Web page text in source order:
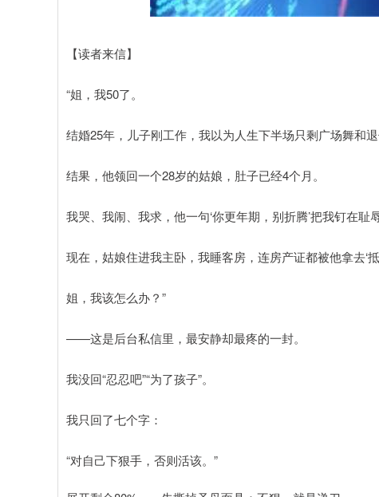
【读者来信】
“姐，我50了。
结婚25年，儿子刚工作，我以为人生下半场只剩广场舞和退
结果，他领回一个28岁的姑娘，肚子已经4个月。
我哭、我闹、我求，他一句‘你更年期，别折腾’把我钉在耻辱
现在，姑娘住进我主卧，我睡客房，连房产证都被他拿去‘抵
姐，我该怎么办？”
——这是后台私信里，最安静却最疼的一封。
我没回“忍忍吧”“为了孩子”。
我只回了七个字：
“对自己下狠手，否则活该。”